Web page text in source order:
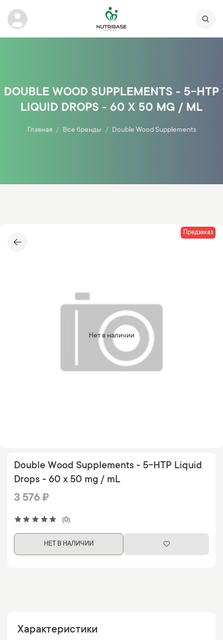
DOUBLE WOOD SUPPLEMENTS - 5-HTP
LIQUID DROPS - 60 X 50 MG / ML
Главная Все бренды Double Wood Supplements
Нет в наличии
Предзаказ
(0)
Double Wood Supplements - 5-HTP Liquid
Drops - 60 x 50 mg / mL
3 576 ₽
НЕТ В НАЛИЧИИ
Характеристики